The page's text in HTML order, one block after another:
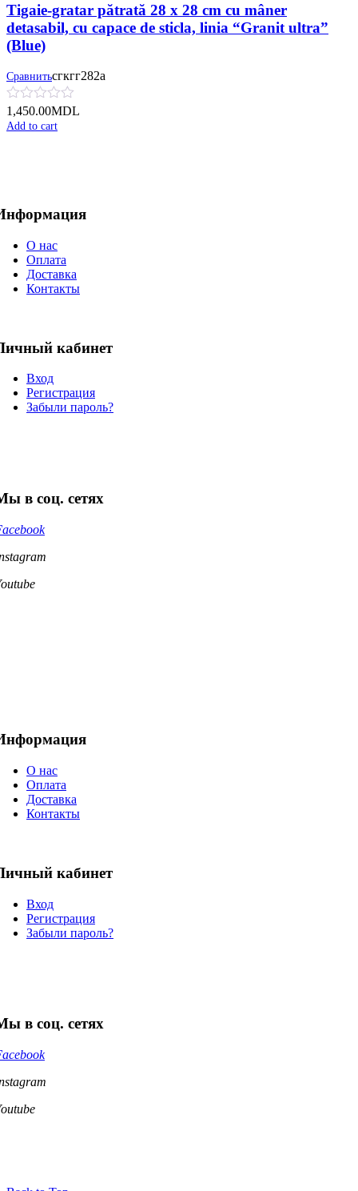
Tigaie-gratar pătrată 28 x 28 cm cu mâner
detasabil, cu сapace de sticla, linia “Granit ultra”
(Blue)
Сравнитьсгкгг282а
1,450.00MDL
Add to cart
О нас
Оплата
Доставка
Контакты
кабинет
Вход
Регистрация
Забыли пароль?
в соц. сетях
О нас
Оплата
Доставка
Контакты
кабинет
Вход
Регистрация
Забыли пароль?
в соц. сетях